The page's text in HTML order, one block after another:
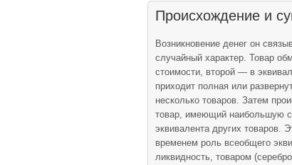
Происхождение и
Возникновение денег он
случайный характер. Товар
стоимости, второй — в
приходит полная или
несколько товаров. Затем
товар, имеющий наибольшую
эквивалента других товаров.
временем роль всеобщего
ликвидность, товаром